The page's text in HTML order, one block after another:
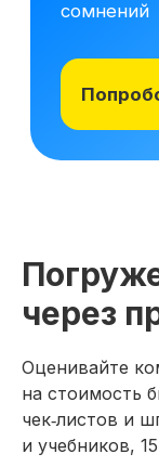
через
Оценивайте
на стоимость
чек‑листов и
и учебников,